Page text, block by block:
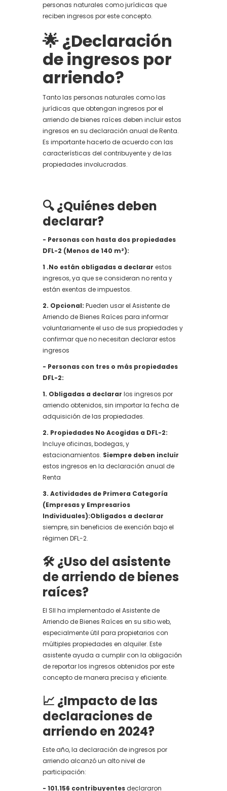
personas naturales como jurídicas que
reciben ingresos por este concepto.
🌟 ¿Declaración
de ingresos por
arriendo?
Tanto las personas naturales como las
jurídicas que obtengan ingresos por el
arriendo de bienes raíces deben incluir estos
ingresos en su declaración anual de Renta.
Es importante hacerlo de acuerdo con las
características del contribuyente y de las
propiedades involucradas.
🔍 ¿Quiénes deben
declarar?
- Personas con hasta dos propiedades
DFL-2 (Menos de 140 m²):
1 .No están obligadas a declarar estos
ingresos, ya que se consideran no renta y
están exentas de impuestos.
2. Opcional: Pueden usar el Asistente de
Arriendo de Bienes Raíces para informar
voluntariamente el uso de sus propiedades y
confirmar que no necesitan declarar estos
ingresos
- Personas con tres o más propiedades
DFL-2:
1. Obligadas a declarar los ingresos por
arriendo obtenidos, sin importar la fecha de
adquisición de las propiedades.
2. Propiedades No Acogidas a DFL-2:
Incluye oficinas, bodegas, y
estacionamientos. Siempre deben incluir
estos ingresos en la declaración anual de
Renta
3. Actividades de Primera Categoría
(Empresas y Empresarios
Individuales):Obligados a declarar
siempre, sin beneficios de exención bajo el
régimen DFL-2.
🛠️ ¿Uso del asistente
de arriendo de bienes
raíces?
El SII ha implementado el Asistente de
Arriendo de Bienes Raíces en su sitio web,
especialmente útil para propietarios con
múltiples propiedades en alquiler. Este
asistente ayuda a cumplir con la obligación
de reportar los ingresos obtenidos por este
concepto de manera precisa y eficiente.
📈 ¿Impacto de las
declaraciones de
arriendo en 2024?
Este año, la declaración de ingresos por
arriendo alcanzó un alto nivel de
participación:
- 101.156 contribuyentesdeclararon